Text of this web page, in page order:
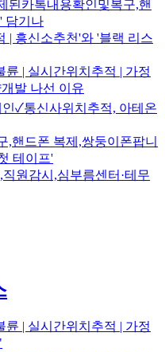
된카톡내용확인및복구,핸
담기나
| 흥신소추천'와 '블랙 리스
| 실시간위치추적 | 가정
발 나선 이유
✓통신사위치추적, 아테온
,핸드폰 복제,쌍둥이폰팝니
테이프'
원감시,심부름센터·테무
| 실시간위치추적 | 가정